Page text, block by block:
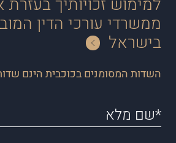
ממשרדי עורכי הדין
בישראל
השדות המסומנים בכוכבית הינם